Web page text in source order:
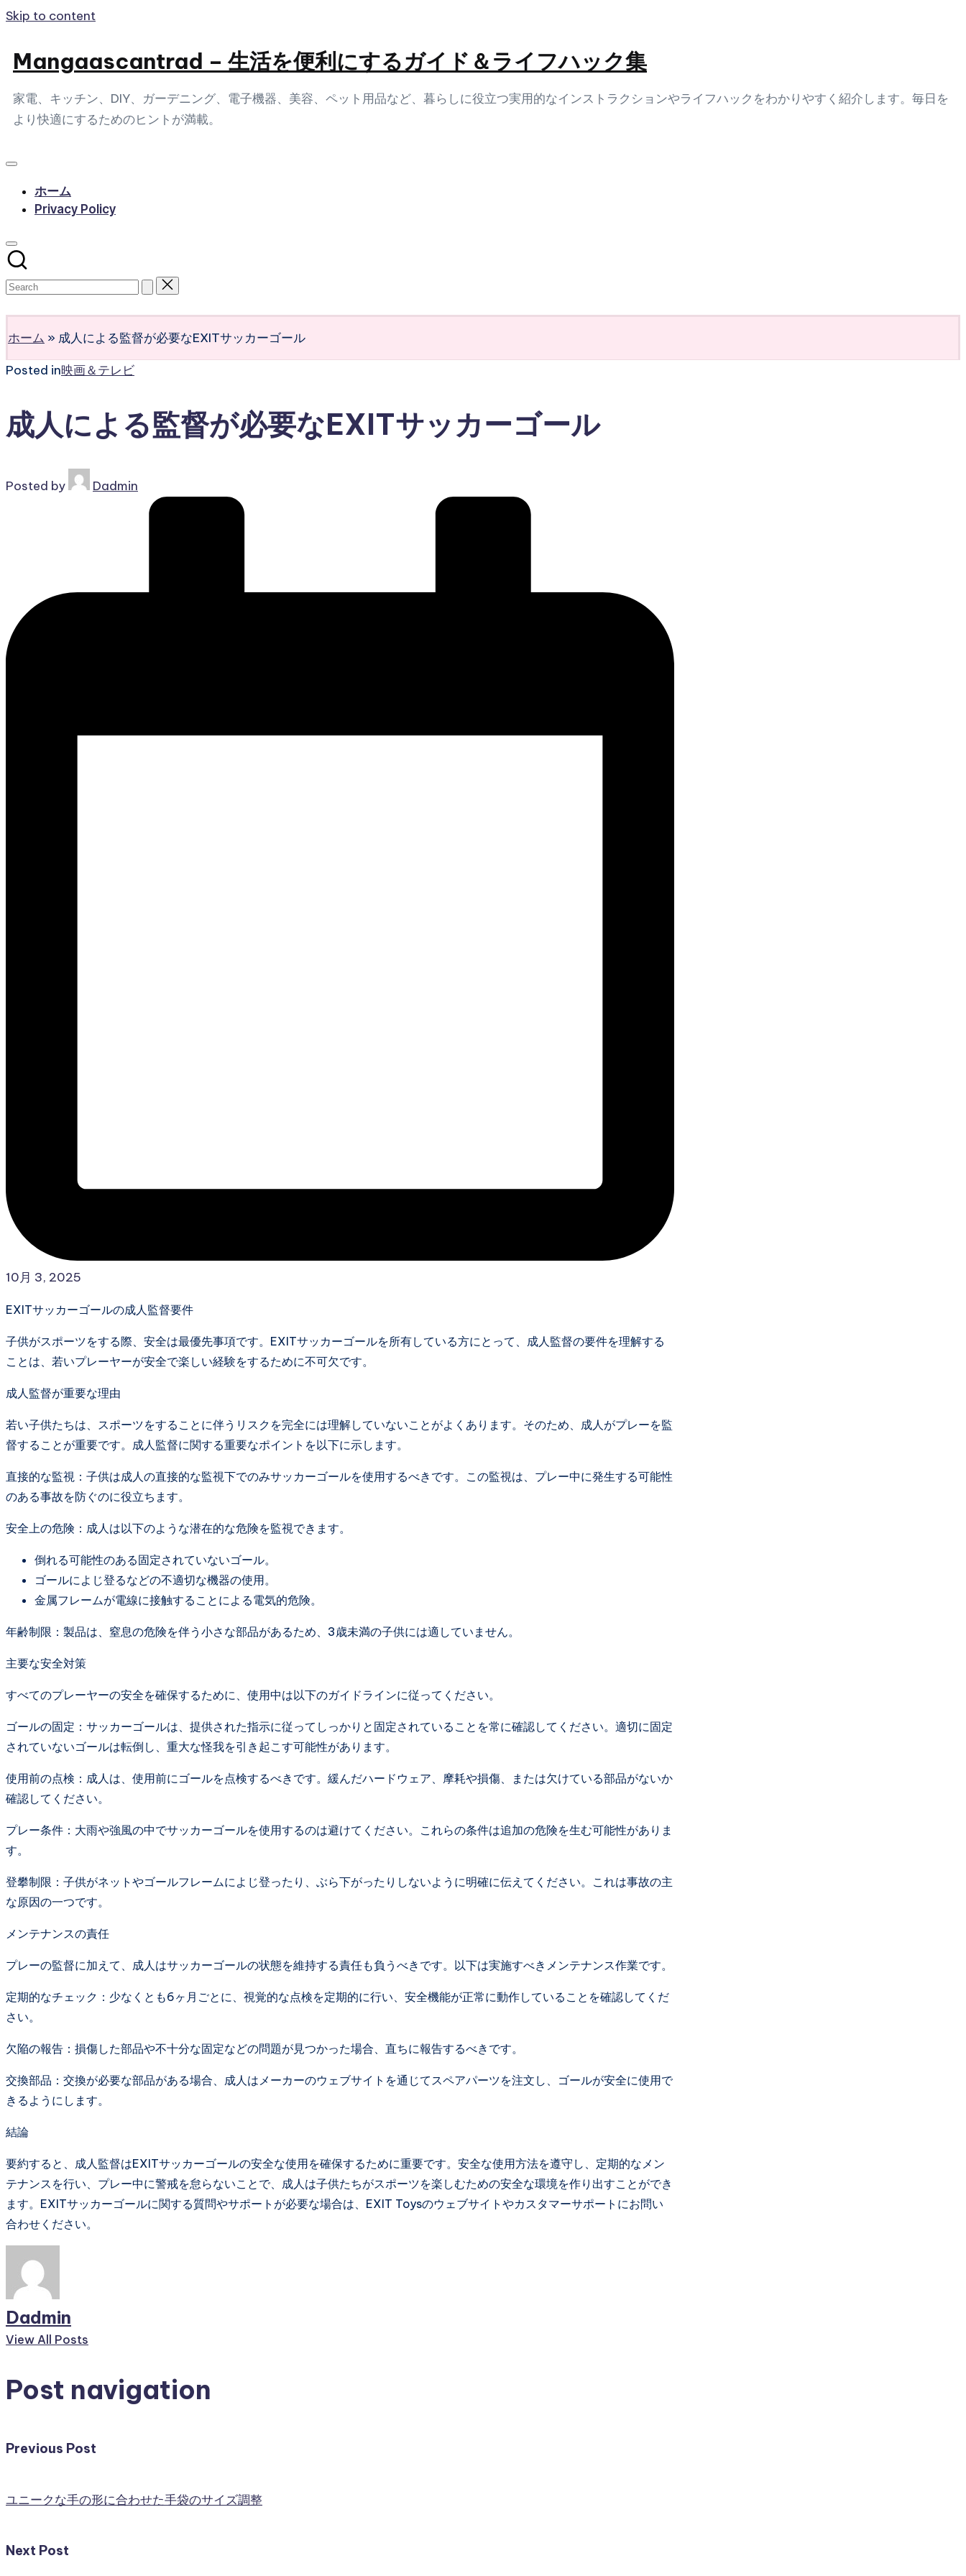
Skip to content
Mangaascantrad – 生活を便利にするガイド＆ライフハック集
家電、キッチン、DIY、ガーデニング、電子機器、美容、ペット用品など、暮らしに役立つ実用的なインストラクションやライフハックをわかりやすく紹介します。毎日を
より快適にするためのヒントが満載。
ホーム
Privacy Policy
ホーム » 成人による監督が必要なEXITサッカーゴール
Posted in映画＆テレビ
成人による監督が必要なEXITサッカーゴール
Posted by Dadmin
10月 3, 2025
EXITサッカーゴールの成人監督要件
子供がスポーツをする際、安全は最優先事項です。EXITサッカーゴールを所有している方にとって、成人監督の要件を理解する
ことは、若いプレーヤーが安全で楽しい経験をするために不可欠です。
成人監督が重要な理由
若い子供たちは、スポーツをすることに伴うリスクを完全には理解していないことがよくあります。そのため、成人がプレーを監
督することが重要です。成人監督に関する重要なポイントを以下に示します。
直接的な監視：子供は成人の直接的な監視下でのみサッカーゴールを使用するべきです。この監視は、プレー中に発生する可能性
のある事故を防ぐのに役立ちます。
安全上の危険：成人は以下のような潜在的な危険を監視できます。
倒れる可能性のある固定されていないゴール。
ゴールによじ登るなどの不適切な機器の使用。
金属フレームが電線に接触することによる電気的危険。
年齢制限：製品は、窒息の危険を伴う小さな部品があるため、3歳未満の子供には適していません。
主要な安全対策
すべてのプレーヤーの安全を確保するために、使用中は以下のガイドラインに従ってください。
ゴールの固定：サッカーゴールは、提供された指示に従ってしっかりと固定されていることを常に確認してください。適切に固定
されていないゴールは転倒し、重大な怪我を引き起こす可能性があります。
使用前の点検：成人は、使用前にゴールを点検するべきです。緩んだハードウェア、摩耗や損傷、または欠けている部品がないか
確認してください。
プレー条件：大雨や強風の中でサッカーゴールを使用するのは避けてください。これらの条件は追加の危険を生む可能性がありま
す。
登攀制限：子供がネットやゴールフレームによじ登ったり、ぶら下がったりしないように明確に伝えてください。これは事故の主
な原因の一つです。
メンテナンスの責任
プレーの監督に加えて、成人はサッカーゴールの状態を維持する責任も負うべきです。以下は実施すべきメンテナンス作業です。
定期的なチェック：少なくとも6ヶ月ごとに、視覚的な点検を定期的に行い、安全機能が正常に動作していることを確認してくだ
さい。
欠陥の報告：損傷した部品や不十分な固定などの問題が見つかった場合、直ちに報告するべきです。
交換部品：交換が必要な部品がある場合、成人はメーカーのウェブサイトを通じてスペアパーツを注文し、ゴールが安全に使用で
きるようにします。
結論
要約すると、成人監督はEXITサッカーゴールの安全な使用を確保するために重要です。安全な使用方法を遵守し、定期的なメン
テナンスを行い、プレー中に警戒を怠らないことで、成人は子供たちがスポーツを楽しむための安全な環境を作り出すことができ
ます。EXITサッカーゴールに関する質問やサポートが必要な場合は、EXIT Toysのウェブサイトやカスタマーサポートにお問い
合わせください。
Dadmin
View All Posts
Post navigation
Previous Post
ユニークな手の形に合わせた手袋のサイズ調整
Next Post